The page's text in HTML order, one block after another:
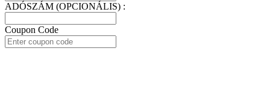
ADÓSZÁM (OPCIONÁLIS) :
Coupon Code